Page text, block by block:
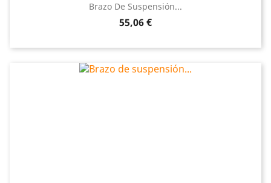
Brazo De Suspensión...
Precio
55,06 €